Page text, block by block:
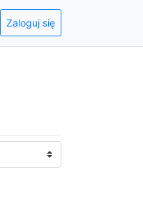
Zaloguj się